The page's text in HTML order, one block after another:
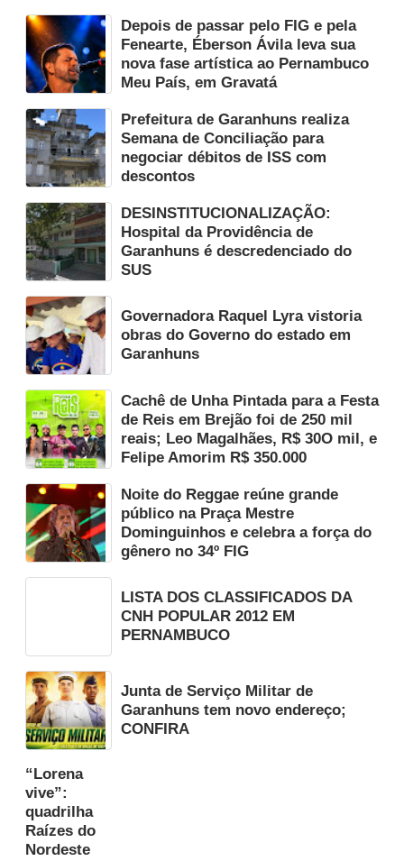
Depois de passar pelo FIG e pela
Fenearte, Éberson Ávila leva sua
nova fase artística ao Pernambuco
Meu País, em Gravatá
Prefeitura de Garanhuns realiza
Semana de Conciliação para
negociar débitos de ISS com
descontos
DESINSTITUCIONALIZAÇÃO:
Hospital da Providência de
Garanhuns é descredenciado do
SUS
Governadora Raquel Lyra vistoria
obras do Governo do estado em
Garanhuns
Cachê de Unha Pintada para a Festa
de Reis em Brejão foi de 250 mil
reais; Leo Magalhães, R$ 30O mil, e
Felipe Amorim R$ 350.000
Noite do Reggae reúne grande
público na Praça Mestre
Dominguinhos e celebra a força do
gênero no 34º FIG
LISTA DOS CLASSIFICADOS DA
CNH POPULAR 2012 EM
PERNAMBUCO
Junta de Serviço Militar de
Garanhuns tem novo endereço;
CONFIRA
“Lorena
vive”:
quadrilha
Raízes do
Nordeste